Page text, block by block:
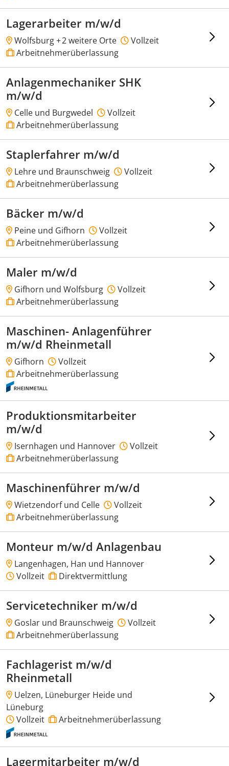
Lagerarbeiter m/w/d
Wolfsburg +2 weitere Orte
Vollzeit
Arbeitnehmerüberlassung
Anlagenmechaniker SHK
m/w/d
Celle und Burgwedel
Vollzeit
Arbeitnehmerüberlassung
Staplerfahrer m/w/d
Lehre und Braunschweig
Vollzeit
Arbeitnehmerüberlassung
Bäcker m/w/d
Peine und Gifhorn
Vollzeit
Arbeitnehmerüberlassung
Maler m/w/d
Gifhorn und Wolfsburg
Vollzeit
Arbeitnehmerüberlassung
Maschinen- Anlagenführer
m/w/d Rheinmetall
Gifhorn
Vollzeit
Arbeitnehmerüberlassung
Produktionsmitarbeiter
m/w/d
Isernhagen und Hannover
Vollzeit
Arbeitnehmerüberlassung
Maschinenführer m/w/d
Wietzendorf und Celle
Vollzeit
Arbeitnehmerüberlassung
Monteur m/w/d Anlagenbau
Langenhagen, Han und Hannover
Vollzeit
Direktvermittlung
Servicetechniker m/w/d
Goslar und Braunschweig
Vollzeit
Arbeitnehmerüberlassung
Fachlagerist m/w/d
Rheinmetall
Uelzen, Lüneburger Heide und
Lüneburg
Vollzeit
Arbeitnehmerüberlassung
Lagermitarbeiter m/w/d